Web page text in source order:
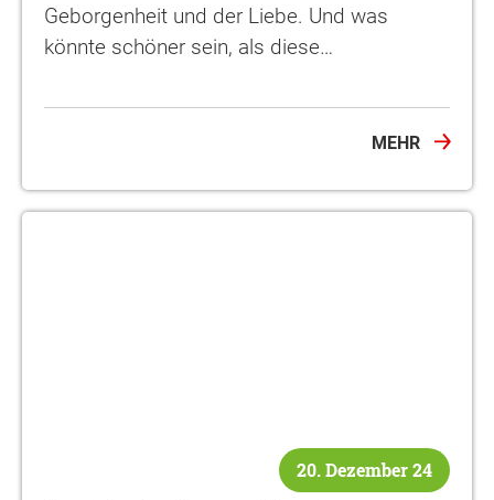
Geborgenheit und der Liebe. Und was
könnte schöner sein, als diese…
MEHR
20. Dezember 24